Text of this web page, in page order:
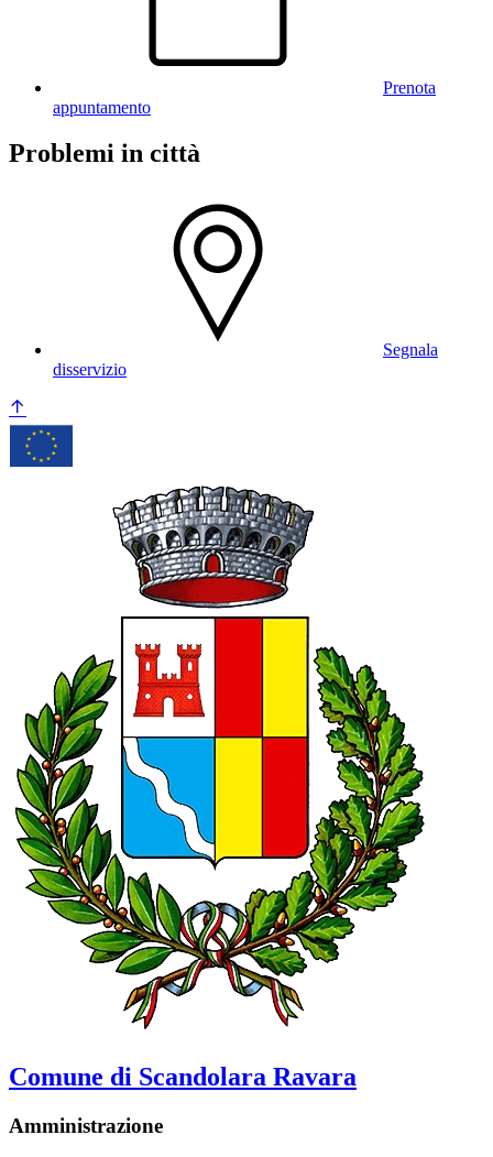
Prenota
appuntamento
Problemi in città
Segnala
disservizio
Comune di Scandolara Ravara
Amministrazione